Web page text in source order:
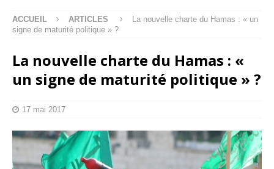
ACCUEIL ARTICLES
La nouvelle charte du Hamas : « un
signe de maturité politique » ?
La nouvelle charte du Hamas : «
un signe de maturité politique » ?
17 mai 2017